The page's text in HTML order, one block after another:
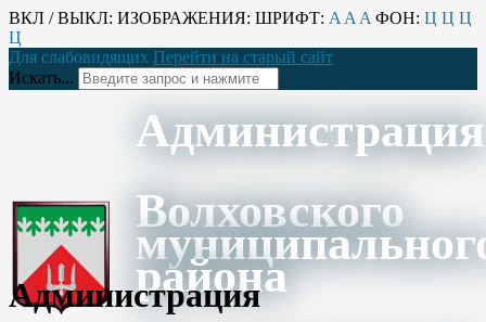
ВКЛ / ВЫКЛ: ИЗОБРАЖЕНИЯ: ШРИФТ: A A A ФОН: Ц Ц Ц
Ц
Для слабовидящих Перейти на старый сайт
Искать...
Администрация
Волховского
района
Администрация